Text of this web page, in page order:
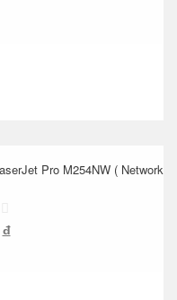
Pro M254NW ( Network
đ